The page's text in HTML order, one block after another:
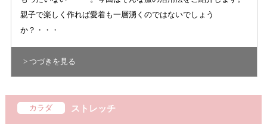
親子で楽しく作れば愛着も一層湧くのではないでしょう
か？・・・
> つづきを見る
カラダ ストレッチ